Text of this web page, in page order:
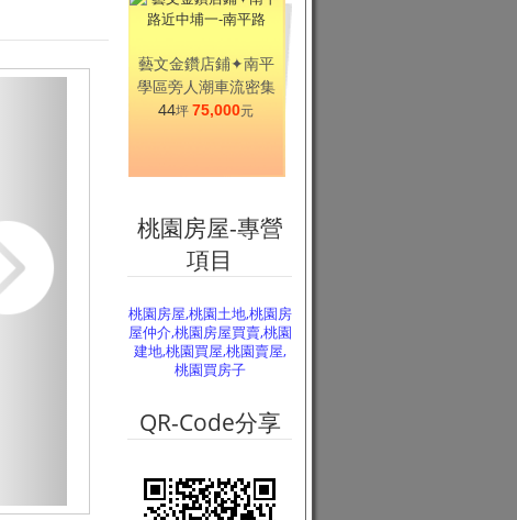
藝文金鑽店鋪✦南平
學區旁人潮車流密集
44坪75,000元
桃園房屋-專營
項目
桃園房屋,桃園土地,桃園房
屋仲介,桃園房屋買賣,桃園
建地,桃園買屋,桃園賣屋,
桃園買房子
QR-Code分享